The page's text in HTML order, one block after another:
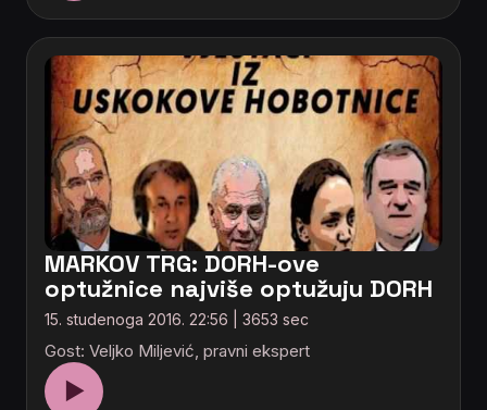
MARKOV TRG: DORH-ove
optužnice najviše optužuju DORH
15. studenoga 2016. 22:56 | 3653 sec
Gost: Veljko Miljević, pravni ekspert
▶